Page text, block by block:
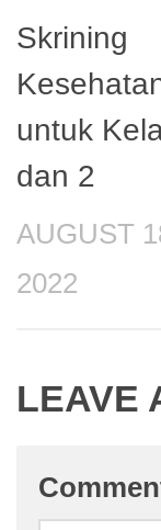
Skrining
untuk
dan 2
AUGUST
2022
LEAVE